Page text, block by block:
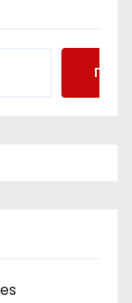
Поиск